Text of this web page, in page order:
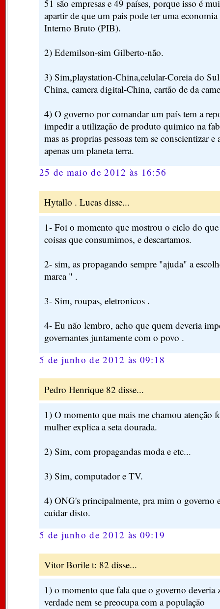
51 são empresas e 49 países, porque isso é
apartir de que um pais pode ter uma
Interno Bruto (PIB).
2) Edemilson-sim Gilberto-não.
3) Sim,playstation-China,celular-Coreia do
China, camera digital-China, cartão de da
4) O governo por comandar um país tem a
impedir a utilização de produto quimico na
mas as proprias pessoas tem se conscientizar
apenas um planeta terra.
25 de maio de 2012 às 16:56
Hytallo . Lucas disse...
1- Foi o momento que mostrou o ciclo do que
coisas que consumimos, e descartamos.
2- sim, as propagando sempre "ajuda" a
marca " .
3- Sim, roupas, eletronicos .
4- Eu não lembro, acho que quem deveria
governantes juntamente com o povo .
5 de junho de 2012 às 09:18
Pedro Henrique 82 disse...
1) O momento que mais me chamou atenção
mulher explica a seta dourada.
2) Sim, com propagandas moda e etc...
3) Sim, computador e TV.
4) ONG's principalmente, pra mim o governo
cuidar disto.
5 de junho de 2012 às 09:19
Vitor Borile t: 82 disse...
1) o momento que fala que o governo deveria
verdade nem se preocupa com a população